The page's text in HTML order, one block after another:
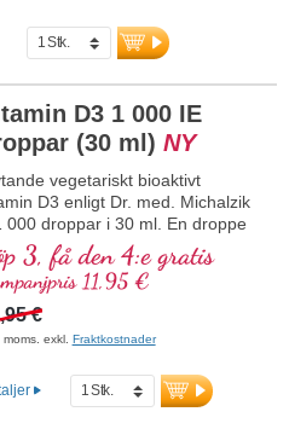
MCT-olja från kokos, odlad
för bättre biotillgänglighet.
samt till
normala funktion.
i Tyskland utan genteknik i egen
produktion som funnits i 25
utan tillsatser och
Utvecklat av läkare.
om vitamin D3 + K2
D3 1 000 IE
(30 ml) NY
vegetariskt bioaktivt
D3 enligt Dr. med. Michalzik
000 droppar i 30 ml. En droppe
1 000 IE vitamin D3. Högsta
Löst i skyddande
olja från kokos som odlats utan
för bättre biotillgänglighet.
optimala kombination bidrar
till normal muskelfunktion
till immunsystemets normala
3, få den 4:e gratis
11,95 €
€
moms. exkl. Fraktkostnader